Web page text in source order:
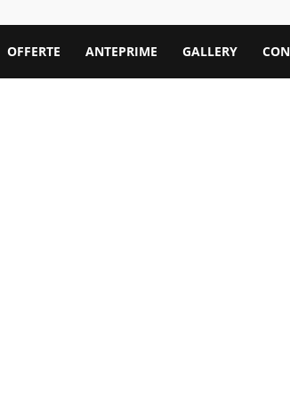
OFFERTE ANTEPRIME GALLERY